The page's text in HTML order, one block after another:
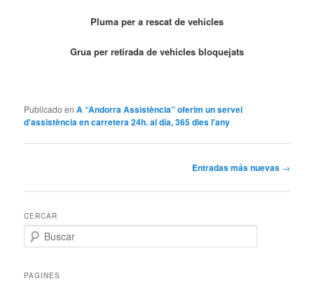
Pluma per a rescat de vehicles
Grua per retirada de vehicles bloquejats
Publicado en A “Andorra Assistència” oferim un servei
d'assistència en carretera 24h. al día, 365 dies l'any
entradas
Entradas más nuevas →
CERCAR
u
c
PAGINES